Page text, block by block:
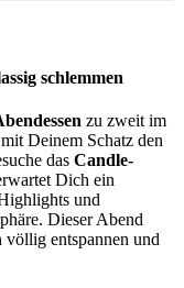
schlemmen
zu zweit im
Deinem Schatz den
das Candle-
Dich ein
und
Dieser Abend
entspannen und